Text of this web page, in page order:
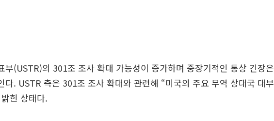
부(USTR)의 301조 조사 확대 가능성이 증가하며 중장기적인 통상 긴장은
다. USTR 측은 301조 조사 확대와 관련해 “미국의 주요 무역 상대국 대부
힌 상태다.